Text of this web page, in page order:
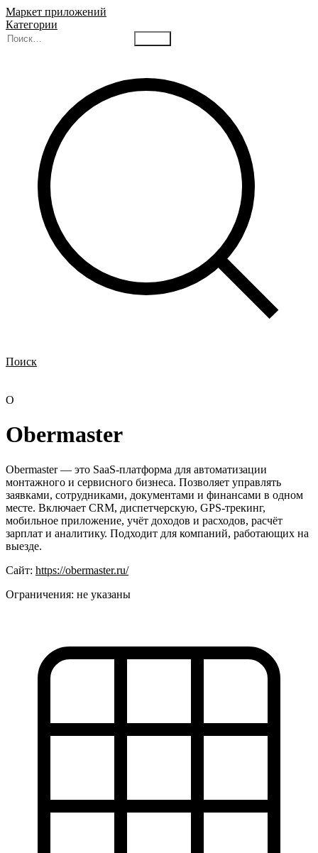
Маркет приложений
Категории
Поиск
O
Obermaster
Obermaster — это SaaS-платформа для автоматизации
монтажного и сервисного бизнеса. Позволяет управлять
заявками, сотрудниками, документами и финансами в одном
месте. Включает CRM, диспетчерскую, GPS-трекинг,
мобильное приложение, учёт доходов и расходов, расчёт
зарплат и аналитику. Подходит для компаний, работающих на
выезде.
Сайт: https://obermaster.ru/
Ограничения: не указаны